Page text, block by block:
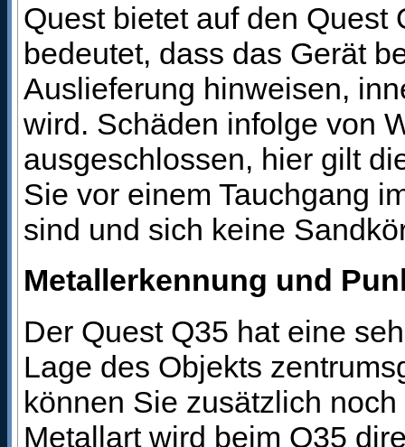
Quest bietet auf den Quest
bedeutet, dass das Gerät
Auslieferung hinweisen,
wird. Schäden infolge von
ausgeschlossen, hier gilt
Sie vor einem Tauchgang
sind und sich keine
Metallerkennung und
Der Quest Q35 hat eine
Lage des Objekts
können Sie zusätzlich
Metallart wird beim Q35